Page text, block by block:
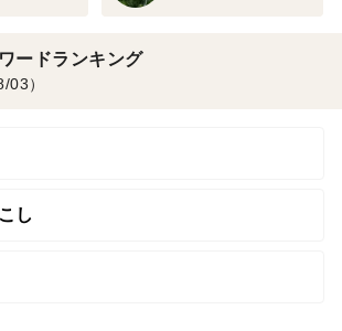
ードランキング
03）
し